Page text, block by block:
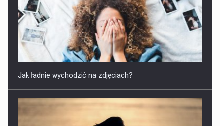
Jak ładnie wychodzić na zdjęciach?